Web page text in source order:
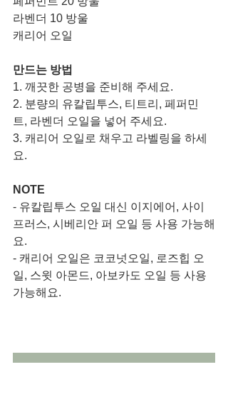
라벤더 10 방울
캐리어 오일
만드는 방법
1. 깨끗한 공병을 준비해 주세요.
2. 분량의 유칼립투스, 티트리, 페퍼민
트, 라벤더 오일을 넣어 주세요.
3. 캐리어 오일로 채우고 라벨링을 하세
요.
NOTE
- 유칼립투스 오일 대신 이지에어, 사이
프러스, 시베리안 퍼 오일 등 사용 가능해
요.
- 캐리어 오일은 코코넛오일, 로즈힙 오
일, 스윗 아몬드, 아보카도 오일 등 사용
가능해요.